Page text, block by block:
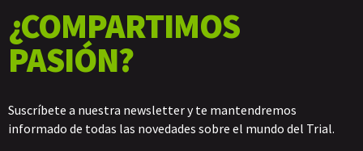
¿COMPARTIMOS
PASIÓN?
Suscríbete a nuestra newsletter y te mantendremos
informado de todas las novedades sobre el mundo del Trial.